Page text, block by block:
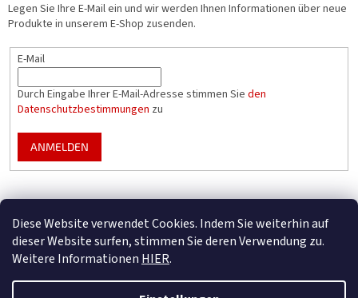
Diese Website verwendet Cookies. Indem Sie weiterhin auf
dieser Website surfen, stimmen Sie deren Verwendung zu.
Weitere Informationen HIER.
Legen Sie Ihre E-Mail ein und wir werden Ihnen Informationen über neue
Produkte in unserem E-Shop zusenden.
E-Mail
Durch Eingabe Ihrer E-Mail-Adresse stimmen Sie den
Datenschutzbestimmungen zu
ANMELDEN
Konfigurator für Poolüberdachungen